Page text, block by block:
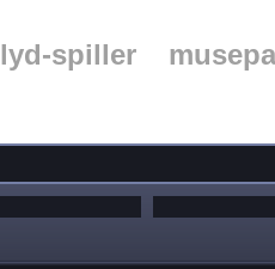
lyd-spiller